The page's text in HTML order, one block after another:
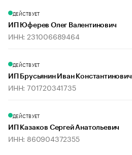
ДЕЙСТВУЕТ
ИП Юферев Олег Валентинович
ИНН: 231006689464
ДЕЙСТВУЕТ
ИП Брусьянин Иван Константинович
ИНН: 701720341735
ДЕЙСТВУЕТ
ИП Казаков Сергей Анатольевич
ИНН: 860904372355